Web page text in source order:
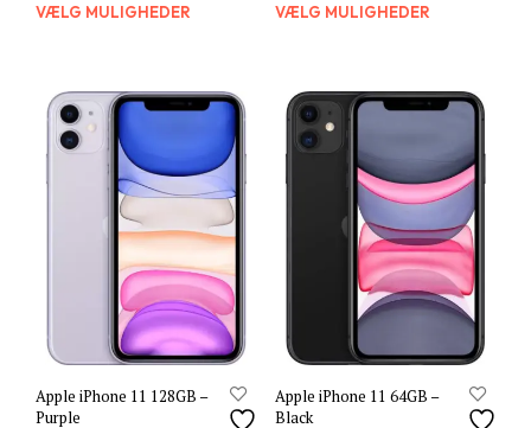
VÆLG MULIGHEDER
Dette
varianter.
Mulighederne
vælges
VÆLG MULIGHEDER
Apple iPhone 11 128GB –
Purple
Apple iPhone 11 64GB –
Black